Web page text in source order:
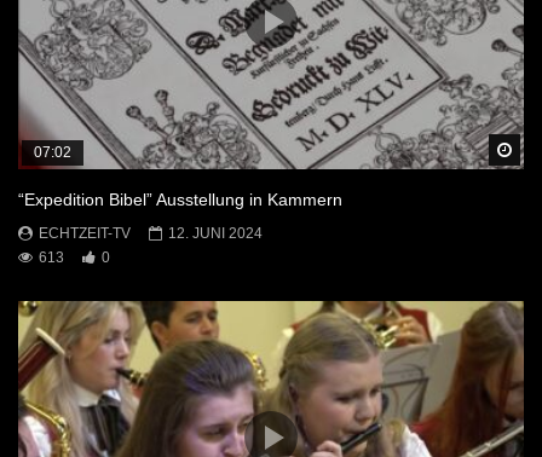
07:02
“Expedition Bibel” Ausstellung in Kammern
ECHTZEIT-TV
12. JUNI 2024
613
0